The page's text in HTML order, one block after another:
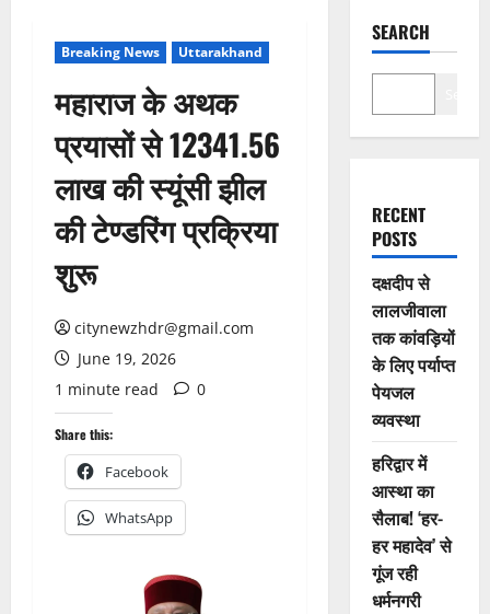
Breaking News Uttarakhand
महाराज के अथक
प्रयासों से 12341.56
लाख की स्यूंसी झील
की टेण्डरिंग प्रक्रिया
शुरू
citynewzhdr@gmail.com
June 19, 2026
1 minute read
0
Share this:
Facebook
WhatsApp
SEARCH
RECENT
POSTS
दक्षदीप से
लालजीवाला
तक कांवड़ियों
के लिए पर्याप्त
पेयजल
व्यवस्था
हरिद्वार में
आस्था का
सैलाब! ‘हर-
हर महादेव’ से
गूंज रही
धर्मनगरी